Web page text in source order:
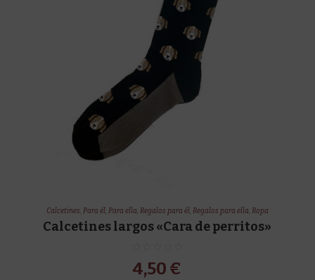
Calcetines, Para él, Para ella, Regalos para él, Regalos para ella, Ropa
Calcetines largos «Cara de perritos»
4,50 €